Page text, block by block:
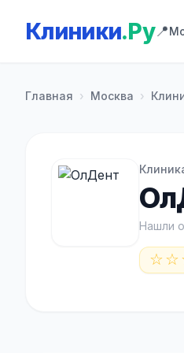
Клиники.Ру📍
Главная › Москва ›
Нашли